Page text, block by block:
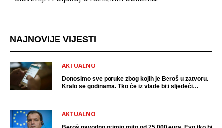
NAJNOVIJE VIJESTI
AKTUALNO
Donosimo sve poruke zbog kojih je Beroš u zatvoru.
Kralo se godinama. Tko će iz vlade biti sljedeći
AKTUALNO